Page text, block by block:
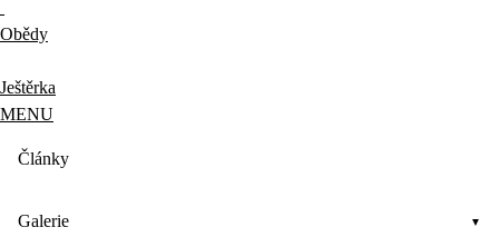
Obědy
Ještěrka
MENU
Články
Galerie